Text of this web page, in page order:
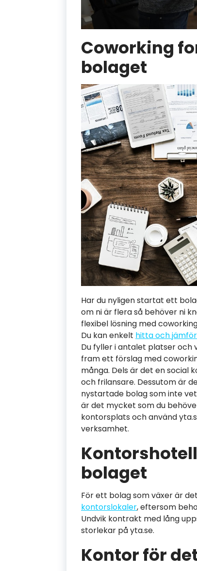
Coworking
bolaget
Har du nyligen startat ett
om ni är flera så behöver ni
flexibel lösning med
Du kan enkelt hitta och
Du fyller i antalet platser och
fram ett förslag med
många. Dels är det en
och frilansare. Dessutom är
nystartade bolag som inte
är det mycket som du
kontorsplats och använd
verksamhet.
bolaget
För ett bolag som växer är
kontorslokaler, eftersom
Undvik kontrakt med lång
storlekar på yta.se.
Kontor för